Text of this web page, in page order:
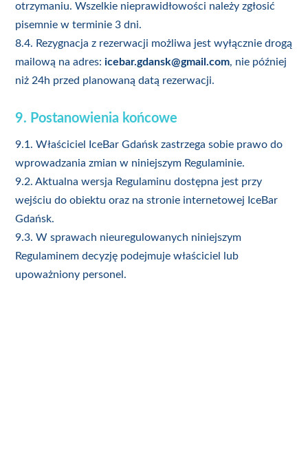
otrzymaniu. Wszelkie nieprawidłowości należy zgłosić
pisemnie w terminie 3 dni.
8.4. Rezygnacja z rezerwacji możliwa jest wyłącznie drogą
mailową na adres:icebar.gdansk@gmail.com, nie później
niż 24h przed planowaną datą rezerwacji.
9. Postanowienia końcowe
9.1. Właściciel IceBar Gdańsk zastrzega sobie prawo do
wprowadzania zmian w niniejszym Regulaminie.
9.2. Aktualna wersja Regulaminu dostępna jest przy
wejściu do obiektu oraz na stronie internetowej IceBar
Gdańsk.
9.3. W sprawach nieuregulowanych niniejszym
Regulaminem decyzję podejmuje właściciel lub
upoważniony personel.